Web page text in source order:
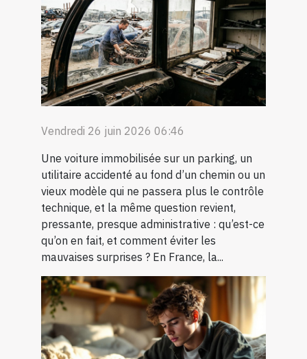
Vendredi 26 juin 2026 06:46
Une voiture immobilisée sur un parking, un
utilitaire accidenté au fond d’un chemin ou un
vieux modèle qui ne passera plus le contrôle
technique, et la même question revient,
pressante, presque administrative : qu’est-ce
qu’on en fait, et comment éviter les
mauvaises surprises ? En France, la...